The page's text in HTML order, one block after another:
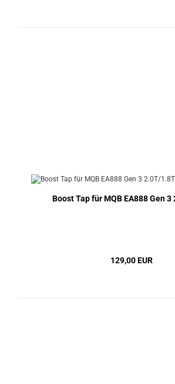
Boost Tap für MQB EA888 Gen
129,00 EUR